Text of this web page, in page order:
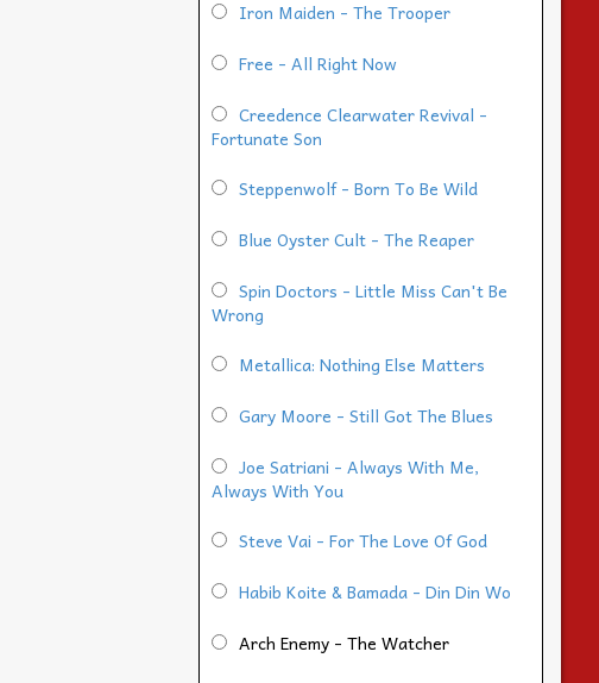
Iron Maiden - The Trooper
Free - All Right Now
Creedence Clearwater Revival -
Fortunate Son
Steppenwolf - Born To Be Wild
Blue Oyster Cult - The Reaper
Spin Doctors - Little Miss Can't Be
Wrong
Metallica: Nothing Else Matters
Gary Moore - Still Got The Blues
Joe Satriani - Always With Me,
Always With You
Steve Vai - For The Love Of God
Habib Koite & Bamada - Din Din Wo
Arch Enemy - The Watcher